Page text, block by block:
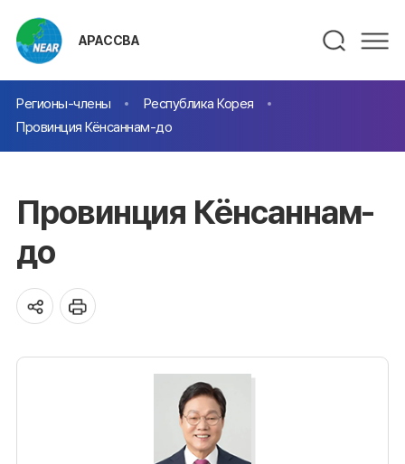
АРАССВА
Регионы-члены
Республика Корея
Провинция Кёнсаннам-до
Провинция Кёнсаннам-
до